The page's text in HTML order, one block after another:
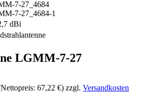
dBi
LGMM-7-27
67,22 €) zzgl. Versandkosten